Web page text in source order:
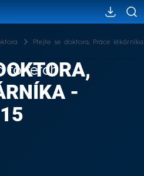
Ptejte se doktora, Práce lékárníka
to fetch
-